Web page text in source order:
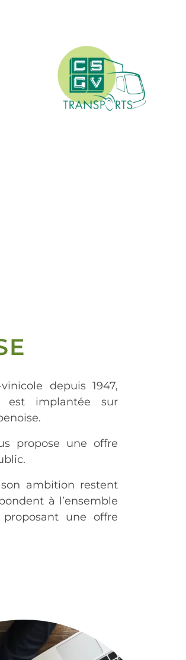
depuis 1947,
est implantée sur
propose une offre
ambition restent
à l’ensemble
une offre